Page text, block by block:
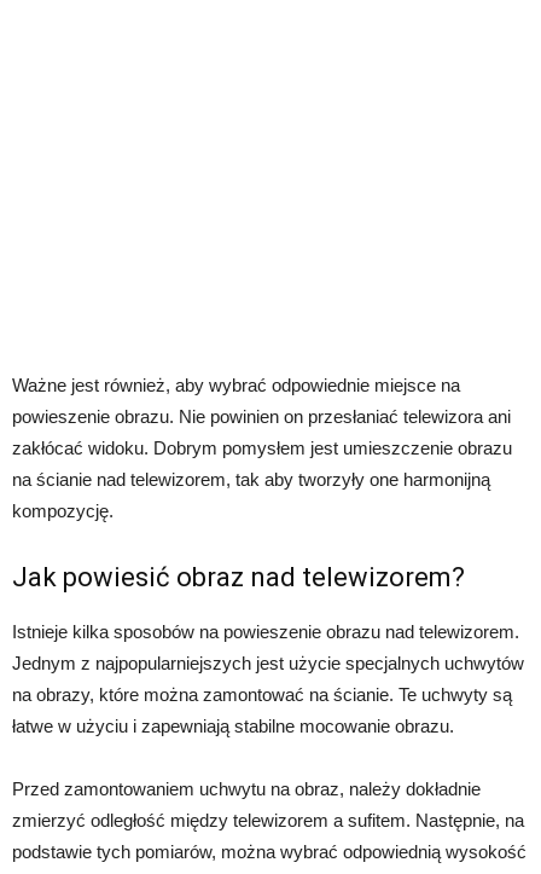
Ważne jest również, aby wybrać odpowiednie miejsce na
powieszenie obrazu. Nie powinien on przesłaniać telewizora ani
zakłócać widoku. Dobrym pomysłem jest umieszczenie obrazu
na ścianie nad telewizorem, tak aby tworzyły one harmonijną
kompozycję.
Jak powiesić obraz nad telewizorem?
Istnieje kilka sposobów na powieszenie obrazu nad telewizorem.
Jednym z najpopularniejszych jest użycie specjalnych uchwytów
na obrazy, które można zamontować na ścianie. Te uchwyty są
łatwe w użyciu i zapewniają stabilne mocowanie obrazu.
Przed zamontowaniem uchwytu na obraz, należy dokładnie
zmierzyć odległość między telewizorem a sufitem. Następnie, na
podstawie tych pomiarów, można wybrać odpowiednią wysokość